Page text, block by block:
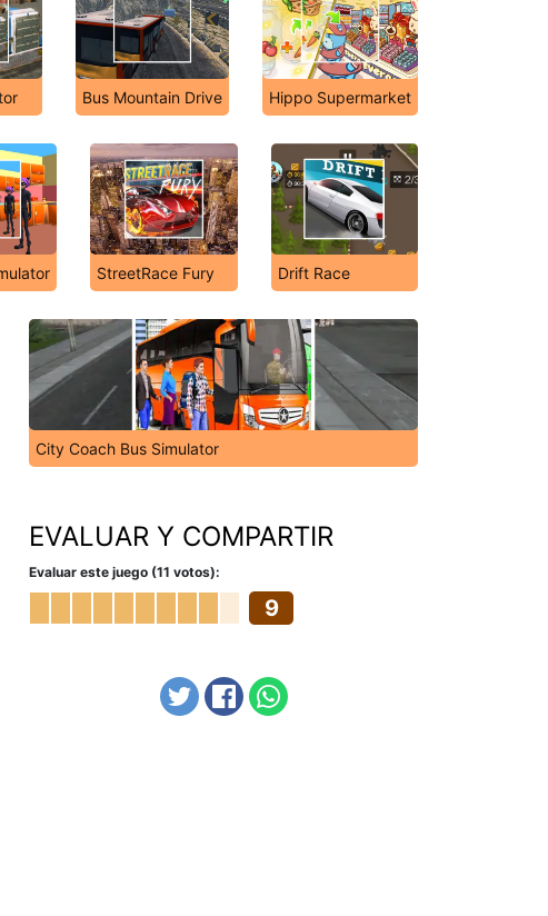
Bus Mountain Drive Hippo Supermarket
StreetRace Fury Drift Race
City Coach Bus Simulator
EVALUAR Y COMPARTIR
Evaluar este juego (11 votos):
9